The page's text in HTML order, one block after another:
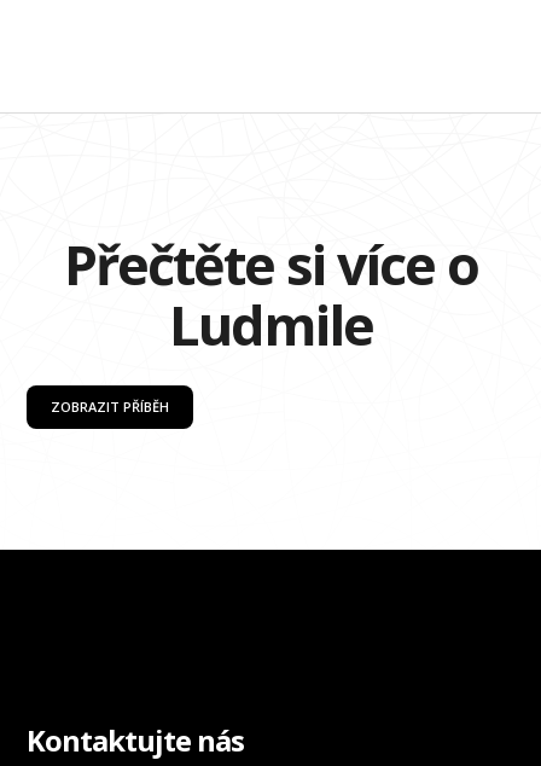
Přečtěte si více o
Ludmile
ZOBRAZIT PŘÍBĚH
Kontaktujte nás